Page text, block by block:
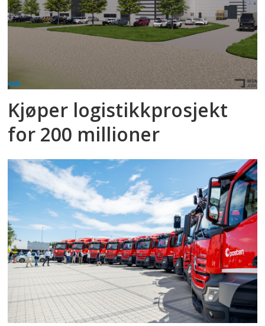
Kjøper logistikkprosjekt
for 200 millioner